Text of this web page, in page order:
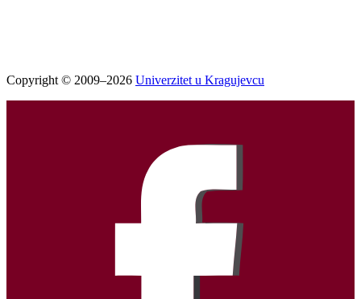
Copyright © 2009–2026 Univerzitet u Kragujevcu